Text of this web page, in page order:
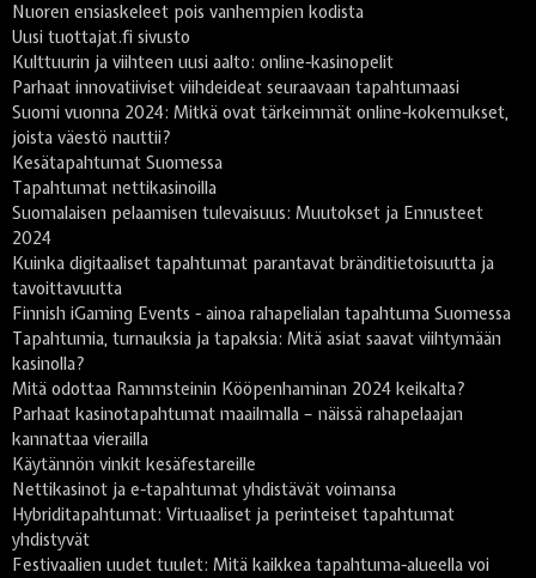
Nuoren ensiaskeleet pois vanhempien kodista
Uusi tuottajat.fi sivusto
Kulttuurin ja viihteen uusi aalto: online-kasinopelit
Parhaat innovatiiviset viihdeideat seuraavaan tapahtumaasi
Suomi vuonna 2024: Mitkä ovat tärkeimmät online-kokemukset,
joista väestö nauttii?
Kesätapahtumat Suomessa
Tapahtumat nettikasinoilla
Suomalaisen pelaamisen tulevaisuus: Muutokset ja Ennusteet
2024
Kuinka digitaaliset tapahtumat parantavat bränditietoisuutta ja
tavoittavuutta
Finnish iGaming Events - ainoa rahapelialan tapahtuma Suomessa
Tapahtumia, turnauksia ja tapaksia: Mitä asiat saavat viihtymään
kasinolla?
Mitä odottaa Rammsteinin Kööpenhaminan 2024 keikalta?
Parhaat kasinotapahtumat maailmalla – näissä rahapelaajan
kannattaa vierailla
Käytännön vinkit kesäfestareille
Nettikasinot ja e-tapahtumat yhdistävät voimansa
Hybriditapahtumat: Virtuaaliset ja perinteiset tapahtumat
yhdistyvät
Festivaalien uudet tuulet: Mitä kaikkea tapahtuma-alueella voi